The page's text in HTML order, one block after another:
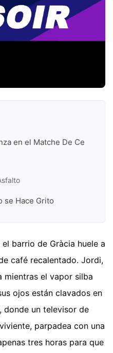
en el Matche De Ce
se Hace Grito
barrio de Gràcia huele a
café recalentado. Jordi,
mientras el vapor silba
ojos están clavados en
donde un televisor de
parpadea con una
tres horas para que